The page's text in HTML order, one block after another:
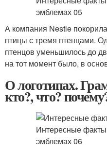
А компания Nestle
птицы с тремя птенцами.
птенцов уменьшилось до
на тот момент было, в
О логотипах.
кто?, что?